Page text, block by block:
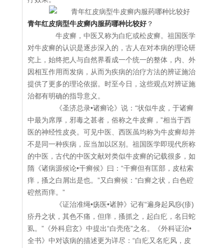
青年红皮病型牛皮癣内服药哪种比较好 ？
牛皮癣，中医又称为白疕或松皮癣。祖国医学
对牛皮癣的认识是逐步深入的，古人在对本病的理论研
究上，始终把人与自然界看成一个统一的整体，内、外
因相互作用而发病，从而为疾病的治疗方法的辨证施治
提供了更多的理论依据。时至今日，这些观点对辨证施
治都有明确的指导意义。
《圣济总录•诸癣论》说：“状似牛皮，于诸癣
中最为席厚，邪毒之甚者，俗称之牛皮癣，”相当于西
医的神经性皮炎。可见中医、西医虽均称为牛皮癣却并
不是同一种疾病，应当加以区别。祖国医学即现代所称
的中医，古代的中医文献对类似牛皮癣的记载很多，如
隋《诸病源候论•干癣候》曰：“干癣但有匡部，皮枯索
痒，搔之白屑出是也。”又白癣候：“白癣之状，白色硿
硿然而痒。”
《证治准绳•疡医•诸肿》记有“遍身起风痧(疹)
疥丹之状，其色不痛，但痒，搔抓之，起白疕，名日蛇
虱。”《外科启玄》中提出“白壳疮”之名。《外科证治•
全书》中对该病的描述更为详尽：“白疕又名疕风，皮